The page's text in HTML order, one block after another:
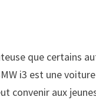
que certains
i3 est une
convenir aux